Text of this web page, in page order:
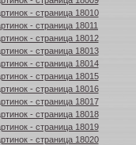
- страница 18010
- страница 18011
- страница 18012
- страница 18013
- страница 18014
- страница 18015
- страница 18016
- страница 18017
- страница 18018
- страница 18019
- страница 18020